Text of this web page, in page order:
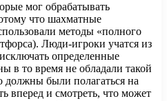
мог обрабатывать
что шахматные
методы «полного
Люди-игроки учатся из
определенные
в то время не обладали такой
должны были полагаться на
вперед и смотреть, что может